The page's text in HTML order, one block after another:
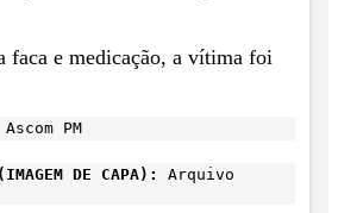
faca e medicação, a vítima foi
Ascom PM
DE CAPA):
Arquivo